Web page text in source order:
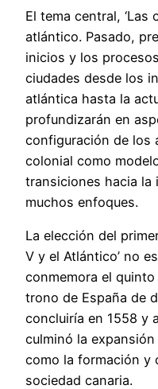
El tema central, ‘Las
atlántico. Pasado,
inicios y los
ciudades desde los
atlántica hasta la
profundizarán en
configuración de los
colonial como
transiciones hacia la
muchos enfoques.
La elección del
V y el Atlántico’ no
conmemora el
trono de España de
concluiría en 1558 y
culminó la
como la formación y
sociedad canaria.